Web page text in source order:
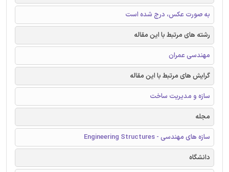
به صورت عکس، درج شده است
رشته های مرتبط با این مقاله
مهندسی عمران
گرایش های مرتبط با این مقاله
سازه و مدیریت ساخت
مجله
سازه های مهندسی - Engineering Structures
دانشگاه